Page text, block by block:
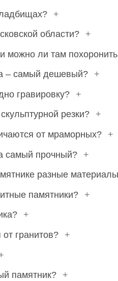
+
области?
+
можно ли там
– самый дешевый?
+
гравировку?
+
резки?
+
от мраморных?
+
самый прочный?
+
разные
памятники?
+
+
гранитов?
+
памятник?
+